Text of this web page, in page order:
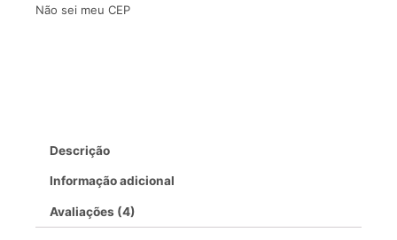
Descrição
Informação adicional
Avaliações (4)
Não sei meu CEP